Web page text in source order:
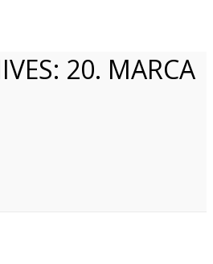
20. MARCA